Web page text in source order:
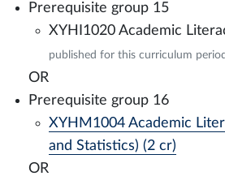
Prerequisite group 15
XYHI1020 Academic
published for this curriculum period
OR
Prerequisite group 16
XYHM1004 Academic
and Statistics) (2 cr)
OR